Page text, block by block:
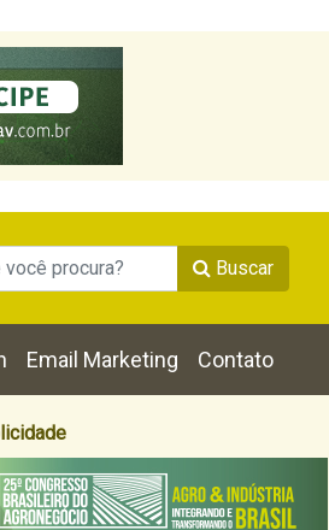
Buscar
Email Marketing Contato